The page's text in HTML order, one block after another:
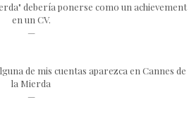
debería ponerse como un achievement
en un CV.
—
de mis cuentas aparezca en Cannes de
la Mierda
—